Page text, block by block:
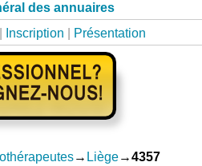
des annuaires
Inscription Présentation
→ Liège→4357